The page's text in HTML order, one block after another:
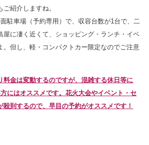
紹介しますね。
駐車場（予約専用）で、収容台数が1台で、二
屋に凄く近くて、ショッピング・ランチ・イベ
。但し、軽・コンパクトカー限定なのでご注意
料金は変動するのですが、混雑する休日等に
にはオススメです。花火大会やイベント・セ
殺到するので、早目の予約がオススメです！